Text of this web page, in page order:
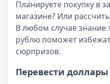
ПСК:41.5%
Рейтинг:4.7
Банк ЗЕНИТ— Наличными
Сумма:100 000–
ПСК:42.2%
Срок:до 30 дней
Рейтинг:4.7
Планируете покупку в
магазине? Или
В любом случае знание
рублю поможет
сюрпризов.
Перевести